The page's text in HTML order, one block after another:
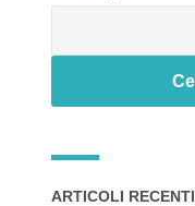
ARTICOLI RECENTI